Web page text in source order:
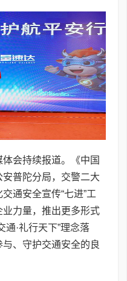
会持续报道。《中国
普陀分局，交警二大
通安全宣传“七进”工
力量，推出更多形式
通·礼行天下”理念落
、守护交通安全的良